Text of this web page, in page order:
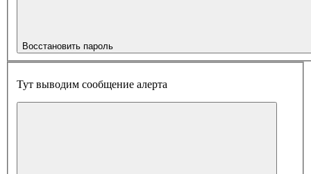
Восстановить пароль
Тут выводим сообщение алерта